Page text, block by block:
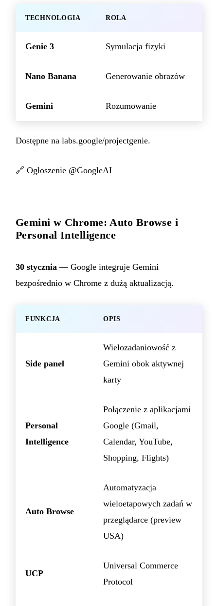
TECHNOLOGIA ROLA
Genie 3 Symulacja fizyki
Nano Banana Generowanie obrazów
Gemini Rozumowanie
Dostępne na labs.google/projectgenie.
🔗 Ogłoszenie @GoogleAI
Gemini w Chrome: Auto Browse i
Personal Intelligence
30 stycznia — Google integruje Gemini
bezpośrednio w Chrome z dużą aktualizacją.
FUNKCJA OPIS
Side panel
Wielozadaniowość z
Gemini obok aktywnej
karty
Personal
Intelligence
Połączenie z aplikacjami
Google (Gmail,
Calendar, YouTube,
Shopping, Flights)
Auto Browse
Automatyzacja
wieloetapowych zadań w
przeglądarce (preview
USA)
UCP
Universal Commerce
Protocol